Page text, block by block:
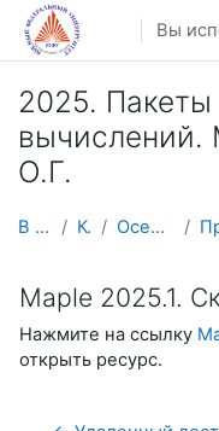
Перейти к основному
Вы
2025.
вычислений.
О.Г.
В начало Курсы Осенний семестр
Maple 2025.1.
Нажмите на ссылку
открыть ресурс.